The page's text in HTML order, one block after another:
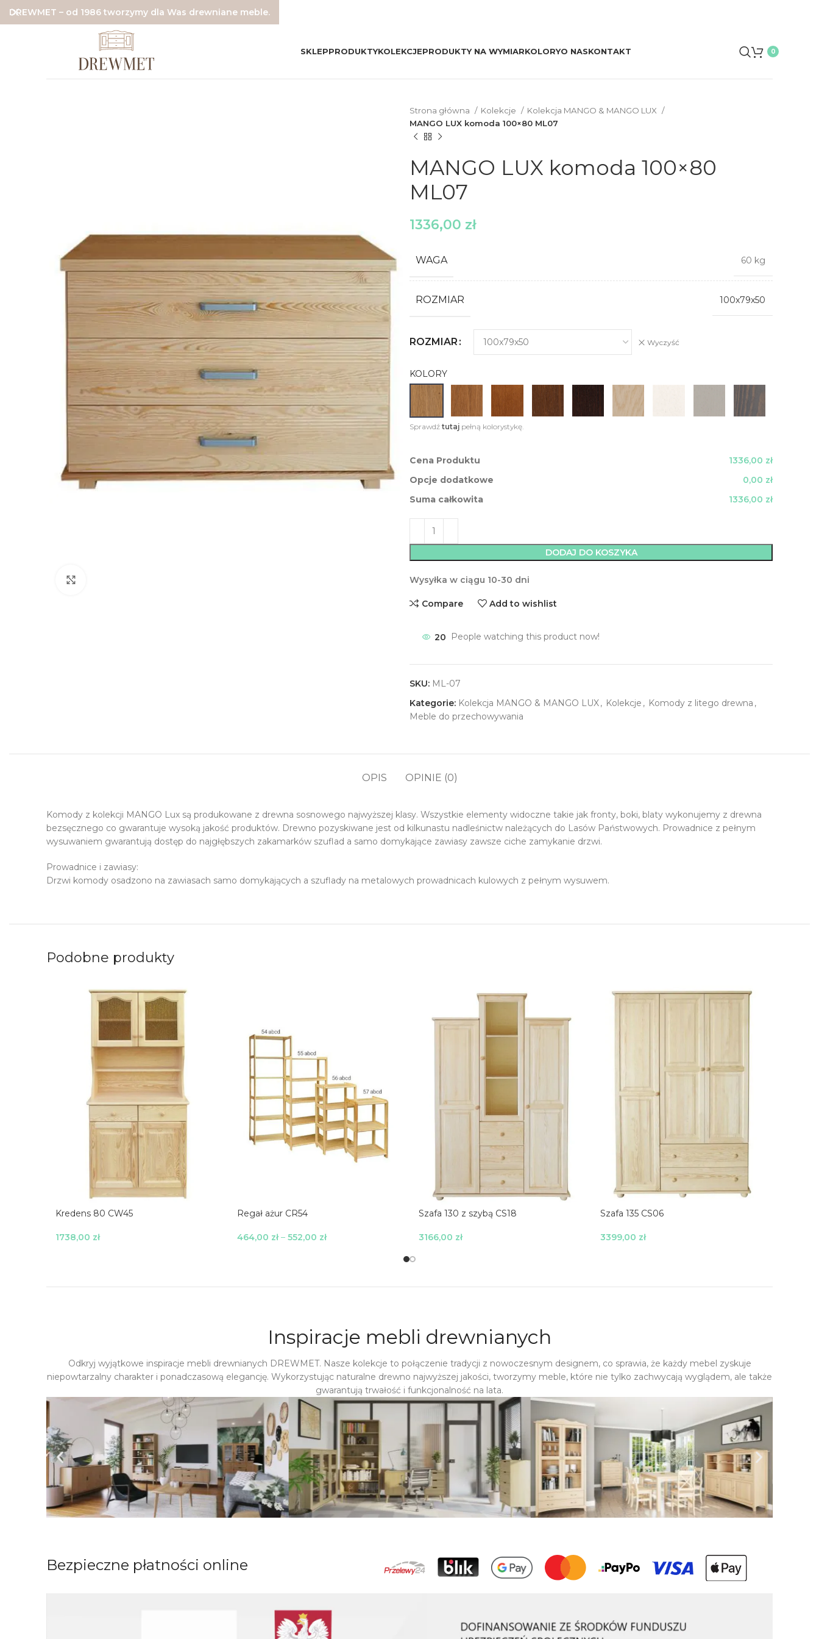
SKLEPPRODUKTYKOLEKCJEPRODUKTY NA WYMIARKOLORYO NASKONTAKT 0
Strona główna Kolekcje
Kolekcja MANGO & MANGO LUX
MANGO LUX komoda 100×80 ML07
MANGO LUX komoda 100×80
ML07
1336,00 zł
WAGA 60 kg
ROZMIAR 100x79x50
ROZMIAR Wyczyść
KOLORY
Sprawdź tutaj pełną kolorystykę.
Cena Produktu
1336,00 zł
Opcje dodatkowe
0,00 zł
Suma całkowita
1336,00 zł
DODAJ DO KOSZYKA
Wysyłka w ciągu 10-30 dni
Compare Add to wishlist
20 People watching this product now!
SKU: ML-07
Kategorie: Kolekcja MANGO & MANGO LUX, Kolekcje , Komody z litego drewna ,
Meble do przechowywania
OPIS OPINIE (0)
Komody z kolekcji MANGO Lux są produkowane z drewna sosnowego najwyższej klasy. Wszystkie elementy widoczne takie jak fronty, boki, blaty wykonujemy z drewna
bezsęcznego co gwarantuje wysoką jakość produktów. Drewno pozyskiwane jest od kilkunastu nadleśnictw należących do Lasów Państwowych. Prowadnice z pełnym
wysuwaniem gwarantują dostęp do najgłębszych zakamarków szuflad a samo domykające zawiasy zawsze ciche zamykanie drzwi.
Prowadnice i zawiasy:
Drzwi komody osadzono na zawiasach samo domykających a szuflady na metalowych prowadnicach kulowych z pełnym wysuwem.
Podobne produkty
Kredens 80 CW45
1738,00 zł
Regał ażur CR54
464,00 zł– 552,00 zł
Szafa 130 z szybą CS18
3166,00 zł
Szafa 135 CS06
3399,00 zł
Inspiracje mebli drewnianych
Odkryj wyjątkowe inspiracje mebli drewnianych DREWMET. Nasze kolekcje to połączenie tradycji z nowoczesnym designem, co sprawia, że każdy mebel zyskuje
niepowtarzalny charakter i ponadczasową elegancję. Wykorzystując naturalne drewno najwyższej jakości, tworzymy meble, które nie tylko zachwycają wyglądem, ale także
gwarantują trwałość i funkcjonalność na lata.
Bezpieczne płatności online
DREWMET – od 1986 tworzymy dla Was drewniane meble.